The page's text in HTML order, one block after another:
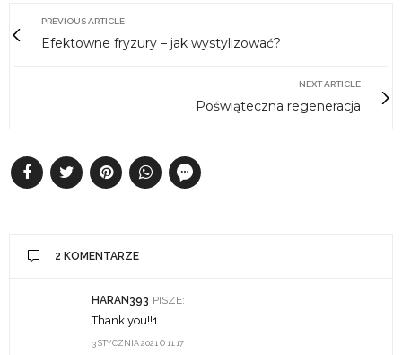
PREVIOUS ARTICLE
Efektowne fryzury – jak wystylizować?
NEXT ARTICLE
Poświąteczna regeneracja
2 KOMENTARZE
HARAN393 PISZE:
3 STYCZNIA 2021 O 11:17
Thank you!!1